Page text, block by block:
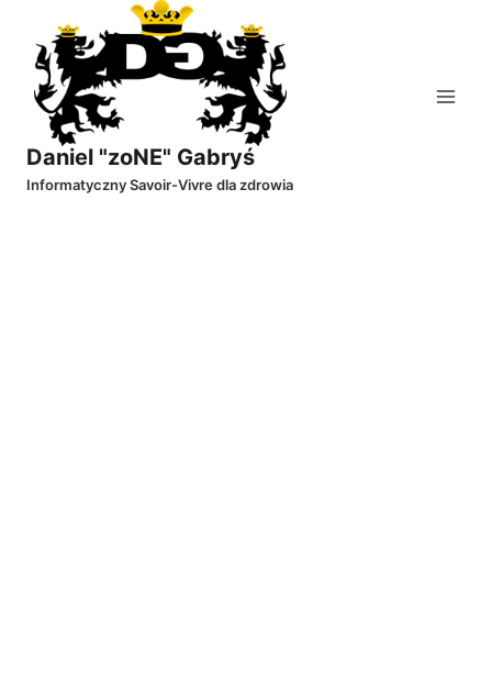
treści
Daniel "zoNE" Gabryś
Informatyczny Savoir-Vivre dla zdrowia